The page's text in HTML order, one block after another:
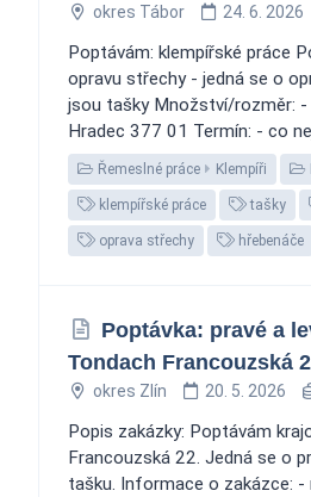
okres Tábor 24. 6. 2026
Poptávám: klempířské práce
opravu střechy - jedná se o
jsou tašky Množství/rozměr:
Hradec 377 01 Termín: - co
Řemeslné práce Klempíři
klempířské práce tašky
oprava střechy hřebenáče
Poptávka: pravé a
Tondach Francouzská
okres Zlín 20. 5. 2026
Popis zakázky: Poptávám
Francouzská 22. Jedná se o
tašku. Informace o zakázce: